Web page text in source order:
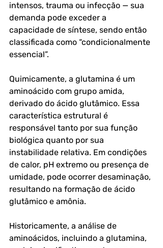
intensos, trauma ou infecção — sua
demanda pode exceder a
capacidade de síntese, sendo então
classificada como “condicionalmente
essencial”.
Quimicamente, a glutamina é um
aminoácido com grupo amida,
derivado do ácido glutâmico. Essa
característica estrutural é
responsável tanto por sua função
biológica quanto por sua
instabilidade relativa. Em condições
de calor, pH extremo ou presença de
umidade, pode ocorrer desaminação,
resultando na formação de ácido
glutâmico e amônia.
Historicamente, a análise de
aminoácidos, incluindo a glutamina,